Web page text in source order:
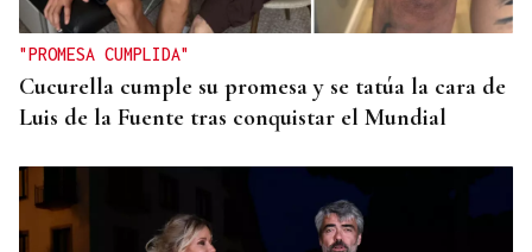
"PROMESA CUMPLIDA"
Cucurella cumple su promesa y se tatúa la cara de
Luis de la Fuente tras conquistar el Mundial